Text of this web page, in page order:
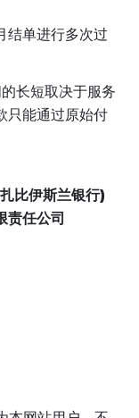
结单进行多次过
长短取决于服务
只能通过原始付
比伊斯兰银行)
责任公司